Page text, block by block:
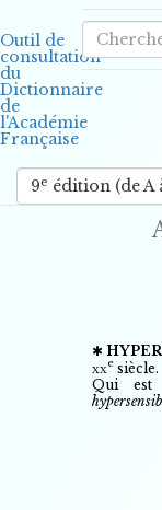
Outil de
consultation
du
Dictionnaire
de
l'Académie
Française
9e édition (de A
✱
xxe siècle.
Qui est